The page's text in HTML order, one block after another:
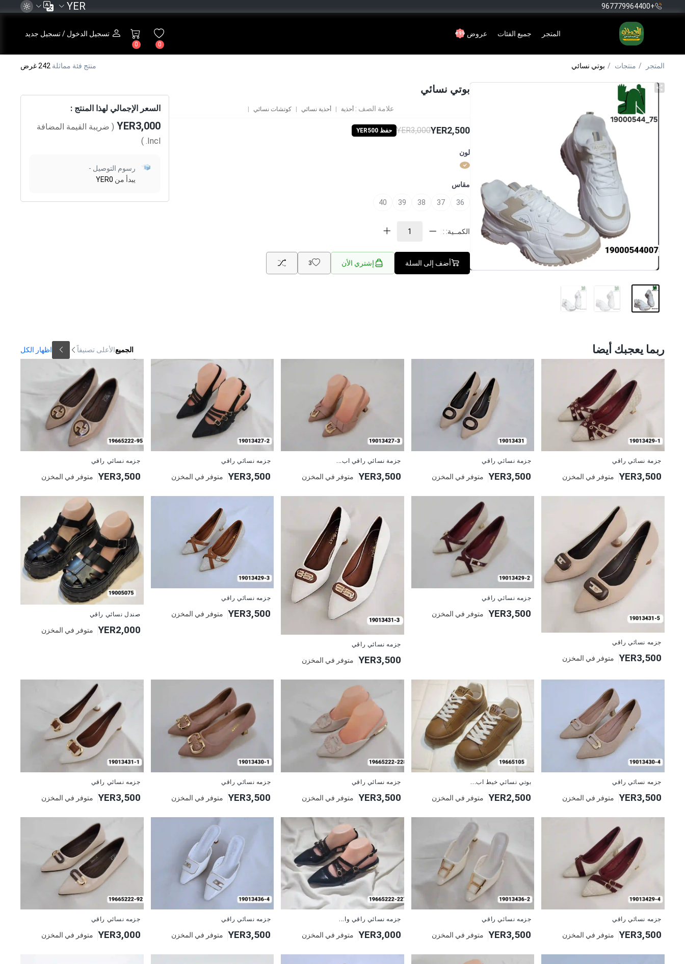
+967779964400
YER
المتجر جميع الفئات عروض 99+
0
0
تسجيل الدخول / تسجيل جديد
المتجر منتجات بوتي نسائي منتج فئة مماثلة 242 غرض
بوتي نسائي
علامة الصف : أحذية أحذية نسائي كوتشات نسائي
YER2,500
YER3,000 حفظ YER500
لون
مقاس
36
37
38
39
40
الكمــية: :
أضف إلى السلة إشتري الأن 3
السعر الإجمالي لهذا المنتج :
YER3,000 ( ضريبة القيمة المضافة
Incl.
)
رسوم التوصيل -
يبدأ من YER0
ربما يعجبك أيضا الجميعالأعلى تصنيفاً اظهار الكل
جزمة نسائي راقي
YER3,500 متوفر في المخزن
جزمة نسائي راقي
YER3,500 متوفر في المخزن
جزمة نسائي راقي اب...
YER3,500 متوفر في المخزن
جزمه نسائي راقي
YER3,500 متوفر في المخزن
جزمه نسائي راقي
YER3,500 متوفر في المخزن
جزمه نسائي راقي
YER3,500 متوفر في المخزن
جزمه نسائي راقي
YER3,500 متوفر في المخزن
جزمه نسائي راقي
YER3,500 متوفر في المخزن
جزمه نسائي راقي
YER3,500 متوفر في المخزن صندل نسائي راقي
YER2,000 متوفر في المخزن
جزمه نسائي راقي
YER3,500 متوفر في المخزن
بوتي نسائي خيط اب...
YER2,500 متوفر في المخزن
جزمه نسائي راقي
YER3,500 متوفر في المخزن
جزمه نسائي راقي
YER3,500 متوفر في المخزن
جزمه نسائي راقي
YER3,500 متوفر في المخزن
جزمه نسائي راقي
YER3,500 متوفر في المخزن
جزمه نسائي راقي
YER3,500 متوفر في المخزن
جزمه نسائي راقي وا...
YER3,000 متوفر في المخزن
جزمه نسائي راقي
YER3,500 متوفر في المخزن
جزمه نسائي راقي
YER3,000 متوفر في المخزن